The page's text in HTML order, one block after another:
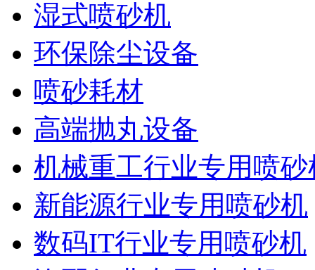
湿式喷砂机
环保除尘设备
喷砂耗材
高端抛丸设备
机械重工行业专用喷砂
新能源行业专用喷砂机
数码IT行业专用喷砂机